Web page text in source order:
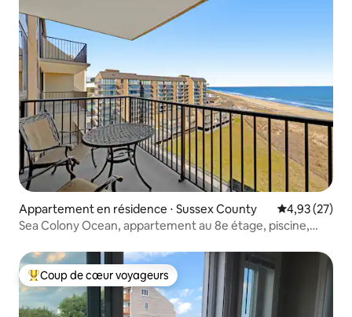
Appartement en résidence ⋅ Sussex County Évaluation
4,93 (27)
Sea Colony Ocean, appartement au 8e étage, piscine,
Coups de cœur voyageurs les plus appréciés
Coup de cœur voyageurs